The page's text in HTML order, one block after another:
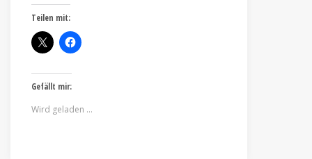
Teilen mit:
Gefällt mir:
Wird geladen …